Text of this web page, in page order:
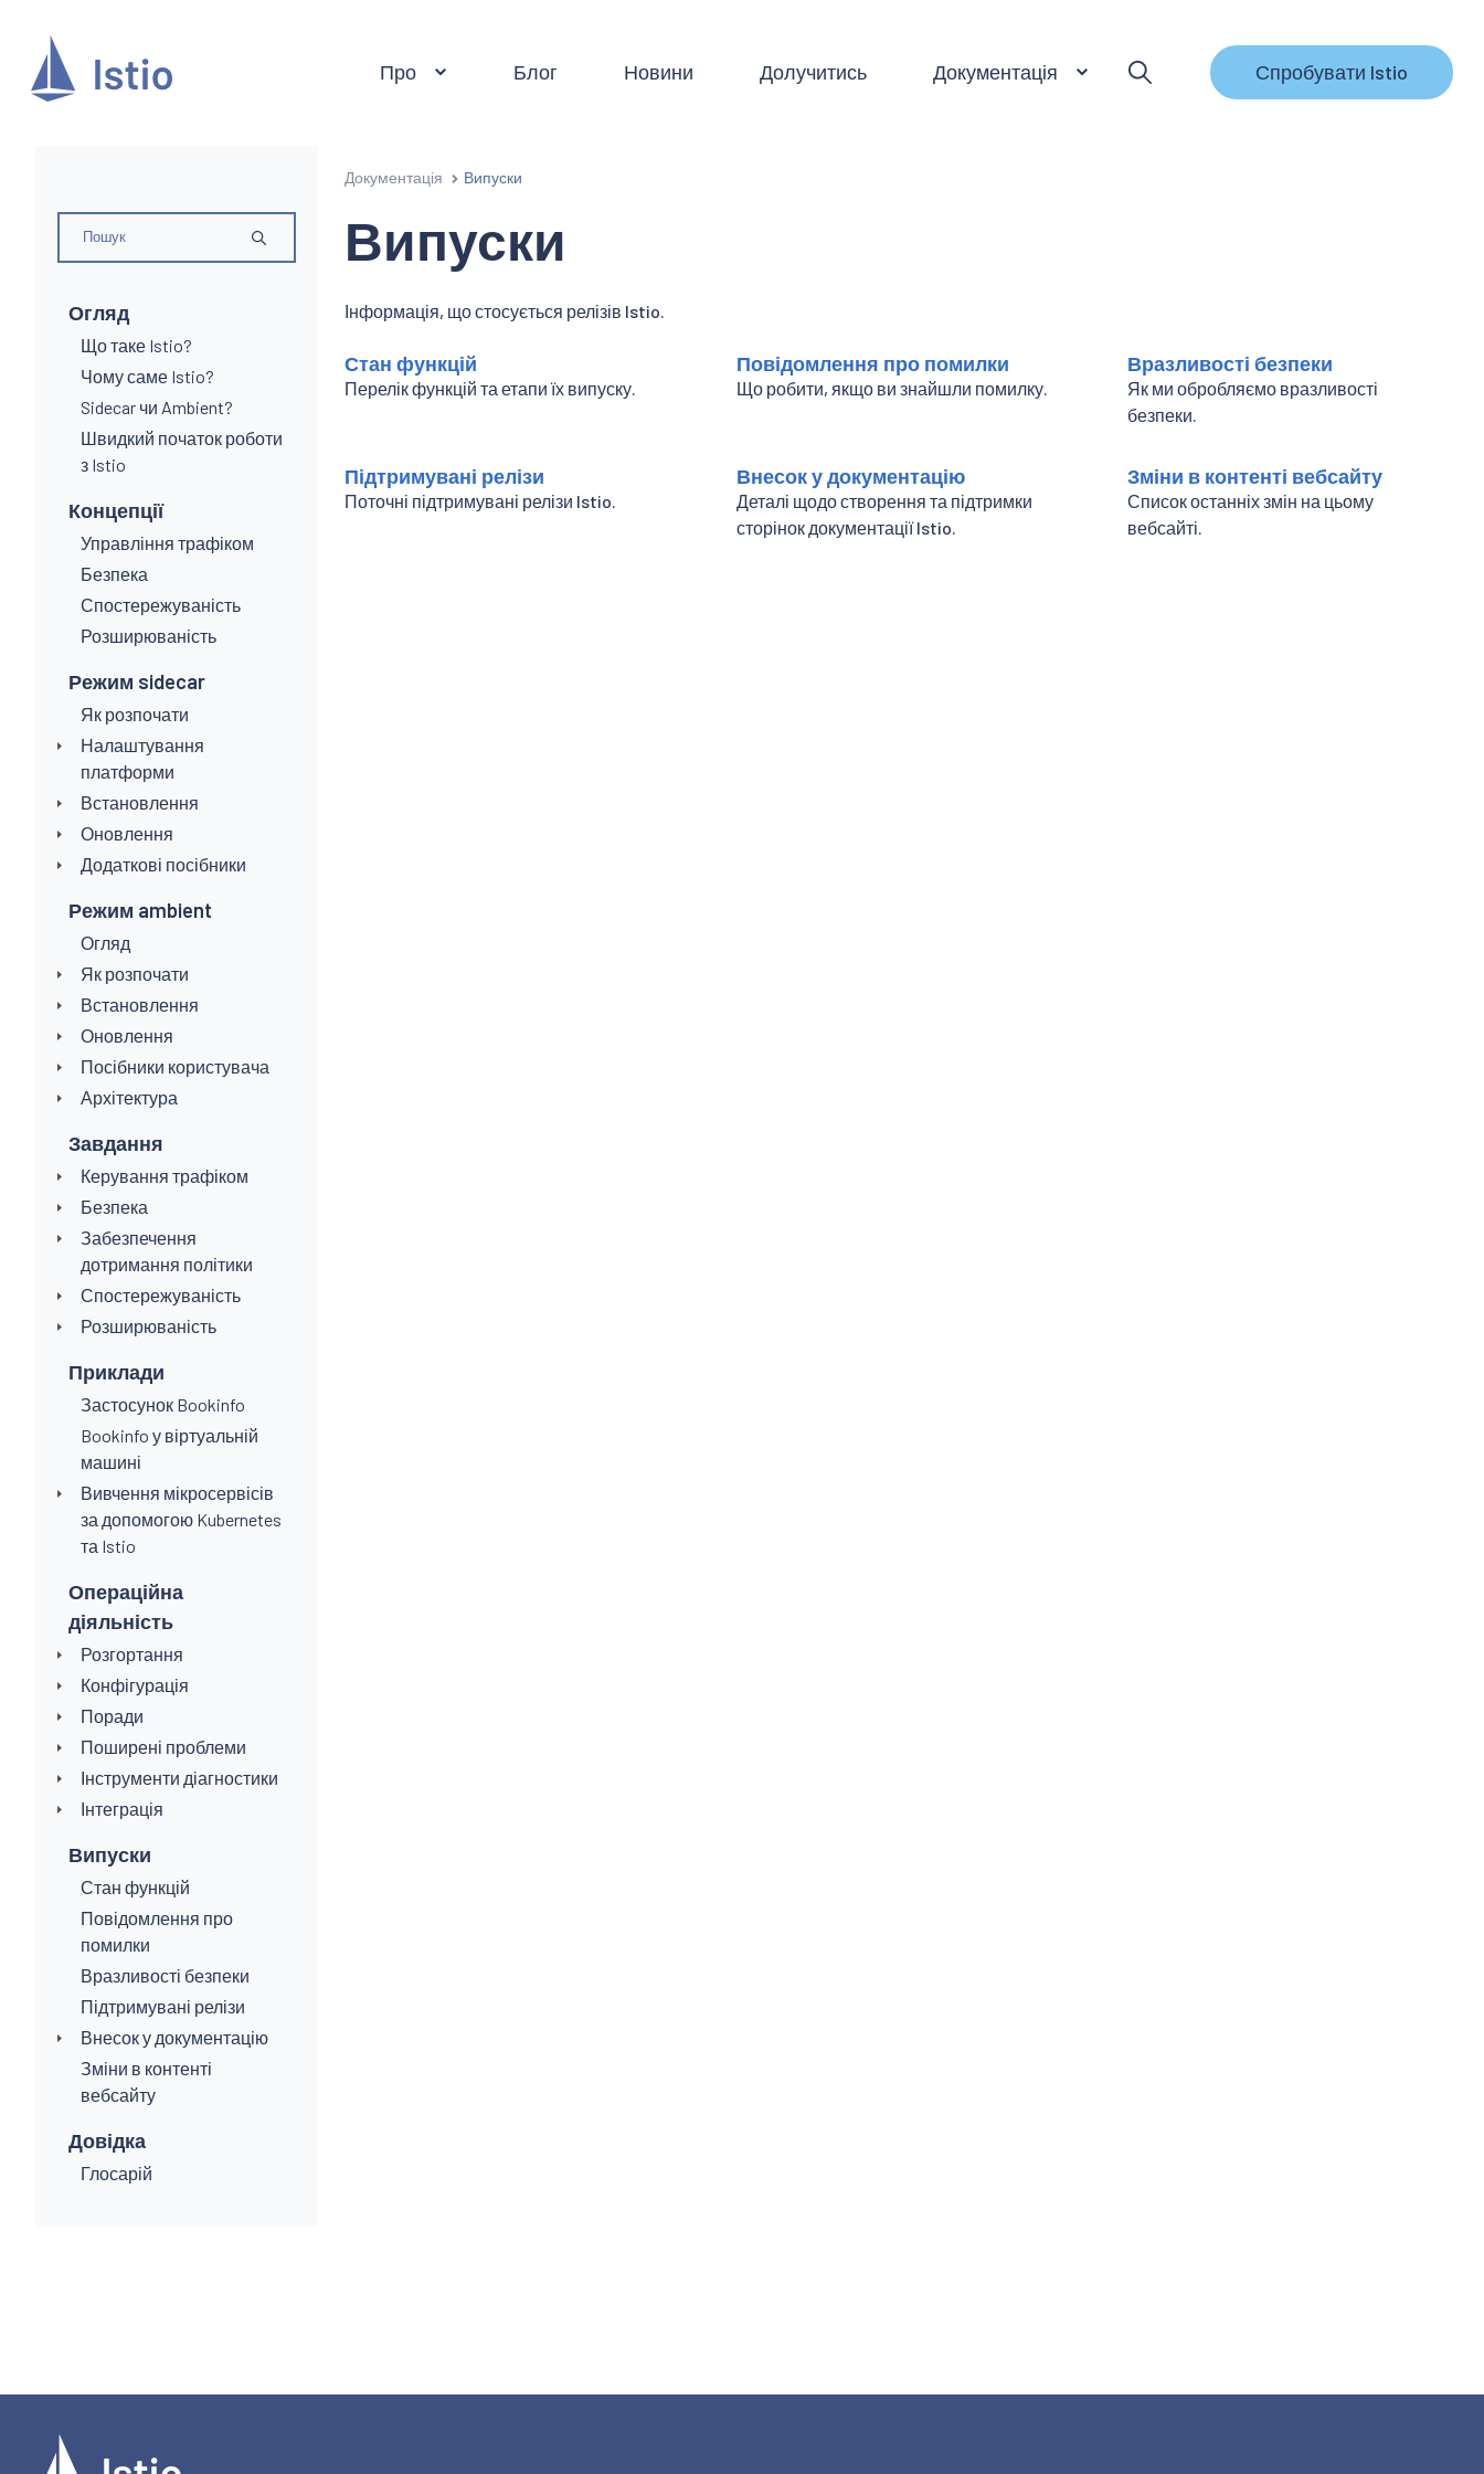
Про Блог Новини Долучитись Документація Спробувати Istio
Огляд
Що таке Istio?
Чому саме Istio?
Sidecar чи Ambient?
Швидкий початок роботи
з Istio
Концепції
Управління трафіком
Безпека
Спостережуваність
Розширюваність
Режим sidecar
Як розпочати
Налаштування
платформи
Встановлення
Оновлення
Додаткові посібники
Режим ambient
Огляд
Як розпочати
Встановлення
Оновлення
Посібники користувача
Архітектура
Завдання
Керування трафіком
Безпека
Забезпечення
дотримання політики
Спостережуваність
Розширюваність
Приклади
Застосунок Bookinfo
Bookinfo у віртуальній
машині
Вивчення мікросервісів
за допомогою Kubernetes
та Istio
Операційна
діяльність
Розгортання
Конфігурація
Поради
Поширені проблеми
Інструменти діагностики
Інтеграція
Випуски
Стан функцій
Повідомлення про
помилки
Вразливості безпеки
Підтримувані релізи
Внесок у документацію
Зміни в контенті
вебсайту
Довідка
Глосарій
Документація Випуски
Випуски
Інформація, що стосується релізів Istio.
Стан функцій
Перелік функцій та етапи їх випуску.
Повідомлення про помилки
Що робити, якщо ви знайшли помилку.
Вразливості безпеки
Як ми обробляємо вразливості
безпеки.
Підтримувані релізи
Поточні підтримувані релізи Istio.
Внесок у документацію
Деталі щодо створення та підтримки
сторінок документації Istio.
Зміни в контенті вебсайту
Список останніх змін на цьому
вебсайті.